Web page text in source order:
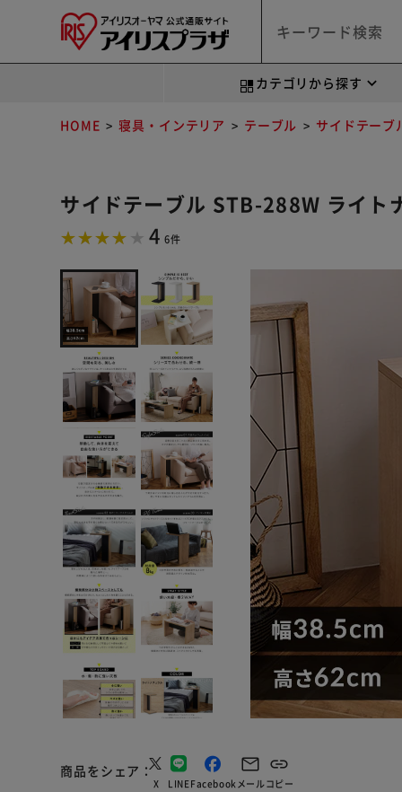
カテゴリから探す
HOME 寝具・インテリア テーブル サイドテーブ
サイドテーブル STB-288W ライト
4 6件
商品をシェア
X LINEFacebook メールコピー